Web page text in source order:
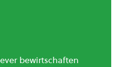
bewirtschaften